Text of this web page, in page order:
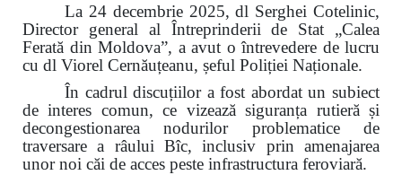
La 24 decembrie 2025, dl Serghei Cotelinic,
Director general al Întreprinderii de Stat „Calea
Ferată din Moldova”, a avut o întrevedere de lucru
cu dl Viorel Cernăuțeanu, șeful Poliției Naționale.
În cadrul discuțiilor a fost abordat un subiect
de interes comun, ce vizează siguranța rutieră și
decongestionarea nodurilor problematice de
traversare a râului Bîc, inclusiv prin amenajarea
unor noi căi de acces peste infrastructura feroviară.